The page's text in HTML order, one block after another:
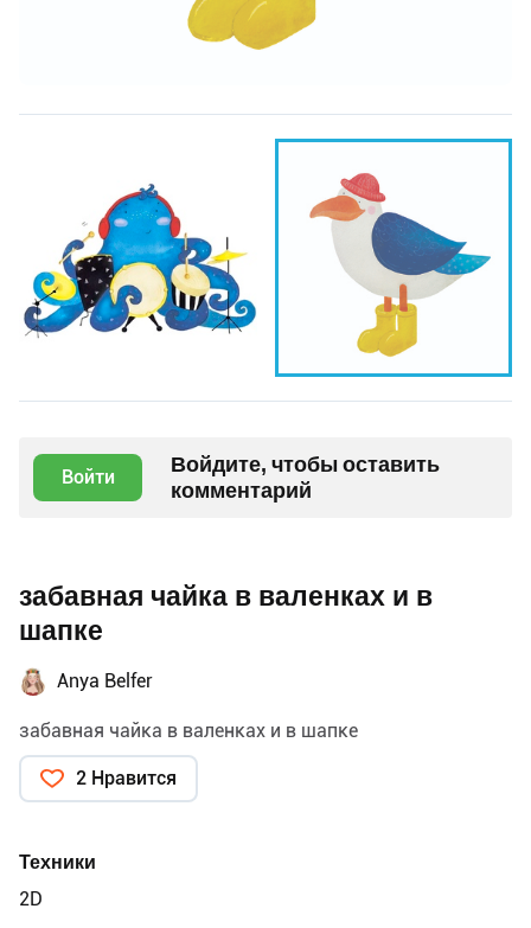
Войти
Войдите, чтобы оставить
комментарий
забавная чайка в валенках и в
шапке
Anya Belfer
забавная чайка в валенках и в шапке
2 Нравится
Техники
2D